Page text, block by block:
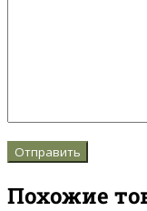
Похожие